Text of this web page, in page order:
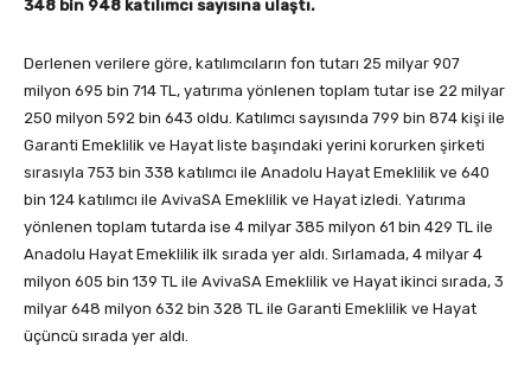
348 bin 948 katılımcı sayısına ulaştı.
Derlenen verilere göre, katılımcıların fon tutarı 25 milyar 907
milyon 695 bin 714 TL, yatırıma yönlenen toplam tutar ise 22 milyar
250 milyon 592 bin 643 oldu. Katılımcı sayısında 799 bin 874 kişi ile
Garanti Emeklilik ve Hayat liste başındaki yerini korurken şirketi
sırasıyla 753 bin 338 katılımcı ile Anadolu Hayat Emeklilik ve 640
bin 124 katılımcı ile AvivaSA Emeklilik ve Hayat izledi. Yatırıma
yönlenen toplam tutarda ise 4 milyar 385 milyon 61 bin 429 TL ile
Anadolu Hayat Emeklilik ilk sırada yer aldı. Sırlamada, 4 milyar 4
milyon 605 bin 139 TL ile AvivaSA Emeklilik ve Hayat ikinci sırada, 3
milyar 648 milyon 632 bin 328 TL ile Garanti Emeklilik ve Hayat
üçüncü sırada yer aldı.